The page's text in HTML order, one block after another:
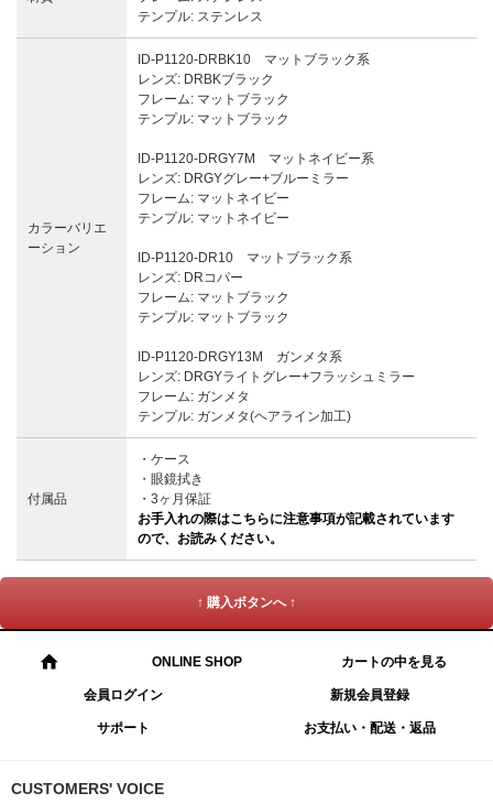
テンプル: ステンレス
カラーバリエ
ーション
ID-P1120-DRBK10 マットブラック系
レンズ: DRBKブラック
フレーム: マットブラック
テンプル: マットブラック
ID-P1120-DRGY7M マットネイビー系
レンズ: DRGYグレー+ブルーミラー
フレーム: マットネイビー
テンプル: マットネイビー
ID-P1120-DR10 マットブラック系
レンズ: DRコパー
フレーム: マットブラック
テンプル: マットブラック
ID-P1120-DRGY13M ガンメタ系
レンズ: DRGYライトグレー+フラッシュミラー
フレーム: ガンメタ
テンプル: ガンメタ(ヘアライン加工)
付属品
・ケース
・眼鏡拭き
・3ヶ月保証
お手入れの際はこちらに注意事項が記載されています
ので、お読みください。
↑ 購入ボタンへ ↑
ONLINE SHOP カートの中を見る
会員ログイン 新規会員登録
サポート お支払い・配送・返品
CUSTOMERS' VOICE